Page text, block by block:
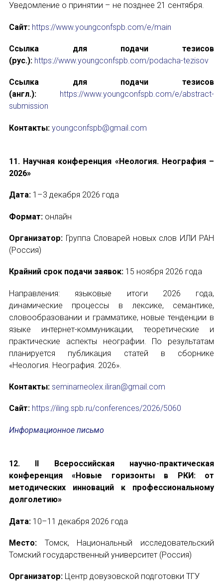
Уведомление о принятии – не позднее 21 сентября.
Сайт: https://www.youngconfspb.com/e/main
Ссылка для подачи тезисов
(рус.): https://www.youngconfspb.com/podacha-tezisov
Ссылка для подачи тезисов
(англ.):
https://www.youngconfspb.com/e/abstract-
submission
Контакты: youngconfspb@gmail.com
11. Научная конференция «Неология. Неография –
2026»
Дата: 1–3 декабря 2026 года
Формат:онлайн
Организатор: Группа Словарей новых слов ИЛИ РАН
(Россия)
Крайний срок подачи заявок: 15 ноября 2026 года
Направления: языковые итоги 2026 года,
динамические процессы в лексике, семантике,
словообразовании и грамматике, новые тенденции в
языке интернет-коммуникации, теоретические и
практические аспекты неографии. По результатам
планируется публикация статей в сборнике
«Неология. Неография. 2026».
Контакты: seminarneolex.iliran@gmail.com
Сайт: https://iling.spb.ru/conferences/2026/5060
Информационное письмо
12. II Всероссийская научно-практическая
конференция «Новые горизонты в РКИ: от
методических инноваций к профессиональному
долголетию»
Дата: 10–11 декабря 2026 года
Место: Томск, Национальный исследовательский
Томский государственный университет (Россия)
Организатор: Центр довузовской подготовки ТГУ